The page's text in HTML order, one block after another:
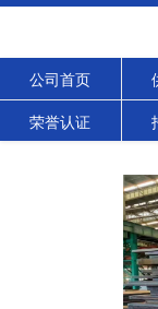
公司首页
荣誉认证